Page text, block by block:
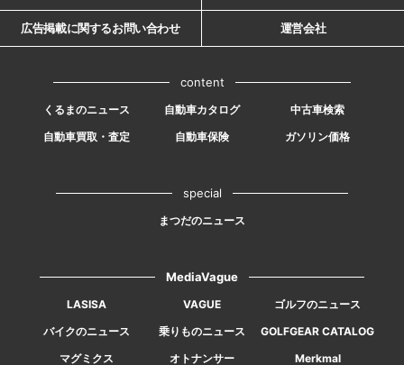
広告掲載に関するお問い合わせ 運営会社
content
くるまのニュース 自動車カタログ
中古車検索
自動車買取・査定
自動車保険 ガソリン価格
special
まつだのニュース
MediaVague
LASISA VAGUE
ゴルフのニュース
バイクのニュース
乗りものニュース
GOLFGEAR CATALOG
マグミクス
オトナンサー Merkmal